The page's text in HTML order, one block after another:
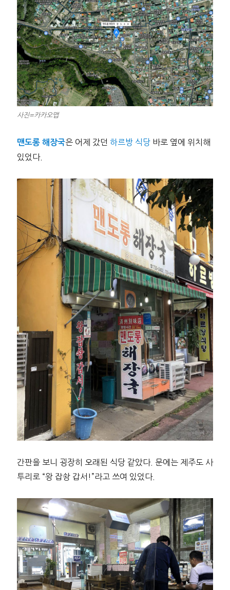
사진=카카오맵
맨도롱 해장국은 어제 갔던 하르방 식당바로 옆에 위치해
있었다.
간판을 보니 굉장히 오래된 식당 같았다. 문에는 제주도 사
투리로 “왕 잡솽 갑서!”라고 쓰여 있었다.